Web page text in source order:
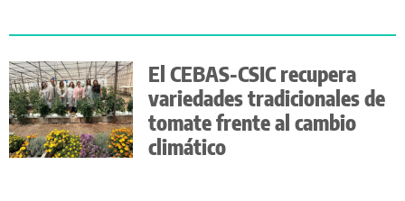
El CEBAS-CSIC recupera
variedades tradicionales de
tomate frente al cambio
climático